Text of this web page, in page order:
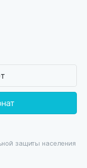
защиты населения